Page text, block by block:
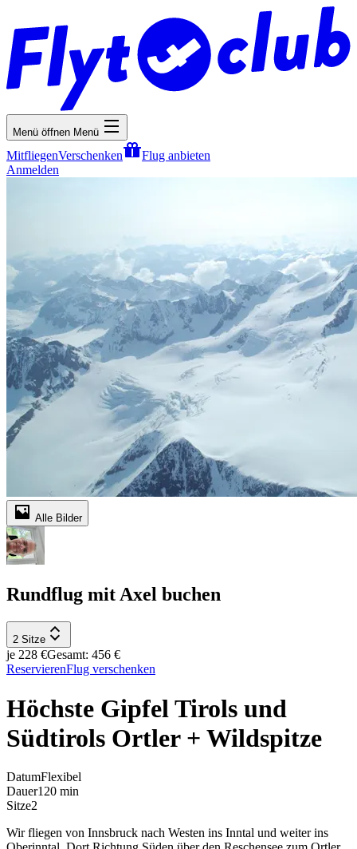
Menü öffnen Menü
MitfliegenVerschenken
Flug anbieten
Anmelden
Alle Bilder
Rundflug mit Axel buchen
2 Sitze
je 228 €Gesamt: 456 €
ReservierenFlug verschenken
Höchste Gipfel Tirols und
Südtirols Ortler + Wildspitze
DatumFlexibel
Dauer120 min
Sitze2
Wir fliegen von Innsbruck nach Westen ins Inntal und weiter ins